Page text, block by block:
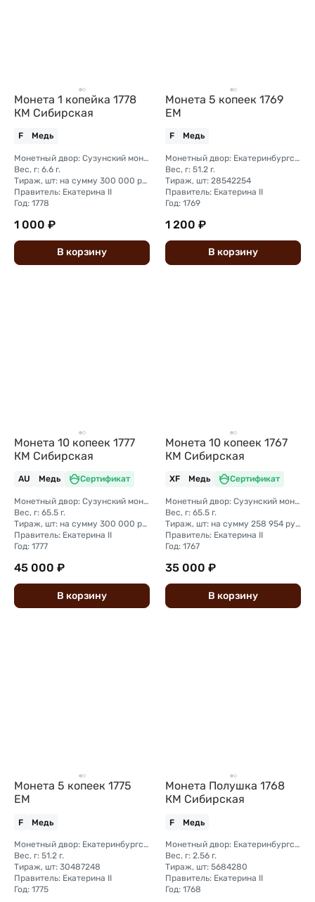
Монета 1 копейка 1778
КМ Сибирская
F Медь
Монетный двор: Сузунский монетный двор (Сибирь)
Вес, г: 6.6 г.
Тираж, шт: на сумму 300 000 рублей (сумма 10 копеек + 5 копеек +2 копейки + 1 копейка + денга + полушка)
Правитель: Екатерина II
Год: 1778
1 000 ₽
В корзину
Монета 5 копеек 1769
ЕМ
F Медь
Монетный двор: Екатеринбургский монетный двор
Вес, г: 51.2 г.
Тираж, шт: 28542254
Правитель: Екатерина II
Год: 1769
1 200 ₽
В корзину
Монета 10 копеек 1777
КМ Сибирская
AU Медь Сертификат
Монетный двор: Сузунский монетный двор (Сибирь)
Вес, г: 65.5 г.
Тираж, шт: на сумму 300 000 рублей (сумма 10 копеек + 5 копеек +2 копейки + 1 копейка + денга + полушка)
Правитель: Екатерина II
Год: 1777
45 000 ₽
В корзину
Монета 10 копеек 1767
КМ Сибирская
XF Медь Сертификат
Монетный двор: Сузунский монетный двор (Сибирь)
Вес, г: 65.5 г.
Тираж, шт: на сумму 258 954 рубля 5 копеек (сумма 10 копеек + 5 копеек +2 копейки + 1 копейка + денга + полушка)
Правитель: Екатерина II
Год: 1767
35 000 ₽
В корзину
Монета 5 копеек 1775
ЕМ
F Медь
Монетный двор: Екатеринбургский монетный двор
Вес, г: 51.2 г.
Тираж, шт: 30487248
Правитель: Екатерина II
Год: 1775
Монета Полушка 1768
КМ Сибирская
F Медь
Монетный двор: Екатеринбургский монетный двор
Вес, г: 2.56 г.
Тираж, шт: 5684280
Правитель: Екатерина II
Год: 1768